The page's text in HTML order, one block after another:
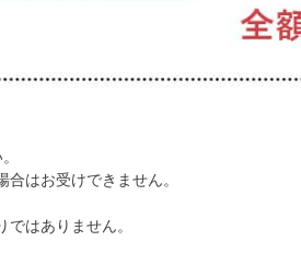
はお受けできません。
はありません。